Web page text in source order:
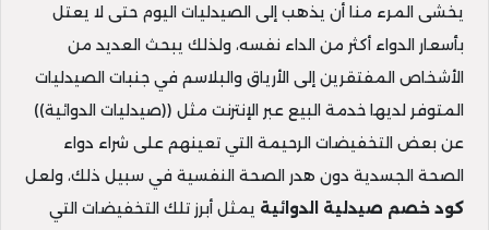
يخشى المرء منا أن يذهب إلى الصيدليات اليوم حتى لا يعتل
بأسعار الدواء أكثر من الداء نفسه، ولذلك يبحث العديد من
الأشخاص المفتقرين إلى الأرياق والبلاسم في جنبات الصيدليات
المتوفر لديها خدمة البيع عبر الإنترنت مثل ((صيدليات الدوائية))
عن بعض التخفيضات الرحيمة التي تعينهم على شراء دواء
الصحة الجسدية دون هدر الصحة النفسية في سبيل ذلك، ولعل
كود خصم صيدلية الدوائية يمثل أبرز تلك التخفيضات التي